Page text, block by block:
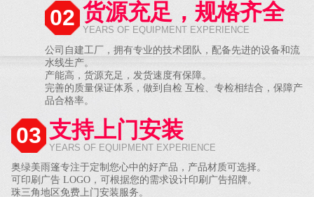
02 货源充足，规格齐全
YEARS OF EQUIPMENT EXPERIENCE
公司自建工厂，拥有专业的技术团队，配备先进的设备和流
水线生产。
产能高，货源充足，发货速度有保障。
完善的质量保证体系，做到自检 互检、专检相结合，保障产
品合格率。
03 支持上门安装
YEARS OF EQUIPMENT EXPERIENCE
奥绿美雨篷专注于定制您心中的好产品，产品材质可选择。
可印刷广告 LOGO，可根据您的需求设计印刷广告招牌。
珠三角地区免费上门安装服务。